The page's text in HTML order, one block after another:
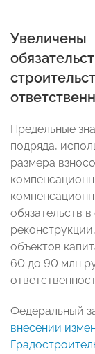
Предельные
подряда,
размера
обязательств
объектов
60 до 90 млн
Федеральный
внесении